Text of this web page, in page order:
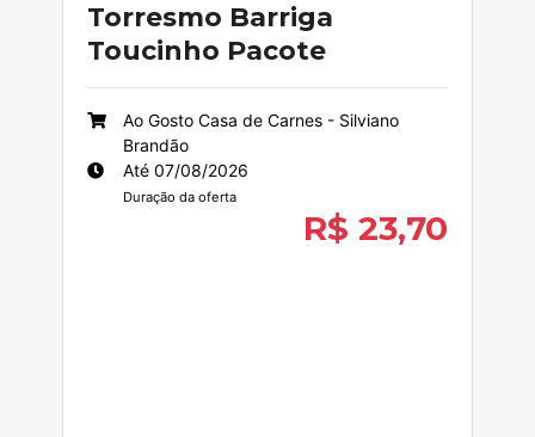
Torresmo Barriga
Toucinho Pacote
Ao Gosto Casa de Carnes - Silviano
Brandão
Até 07/08/2026
Duração da oferta
R$ 23,70